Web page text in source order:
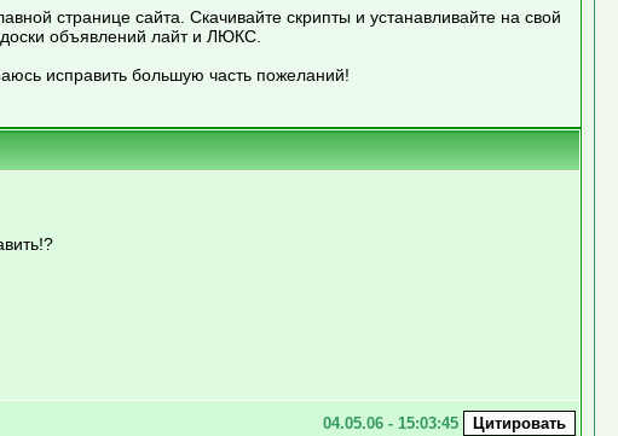
странице сайта. Скачивайте скрипты и устанавливайте на свой
объявлений лайт и ЛЮКС.
исправить большую часть пожеланий!
04.05.06 - 15:03:45